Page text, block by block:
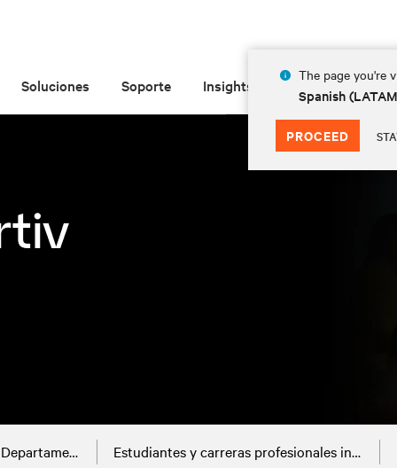
The page you're
Spanish
PROCEED
Soluciones Soporte Insights Acerca de
Departamentos Estudiantes y carreras profesionales incipientes